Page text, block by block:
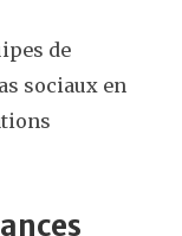
de
sociaux en